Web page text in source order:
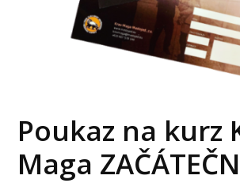
Poukaz na kurz
Maga